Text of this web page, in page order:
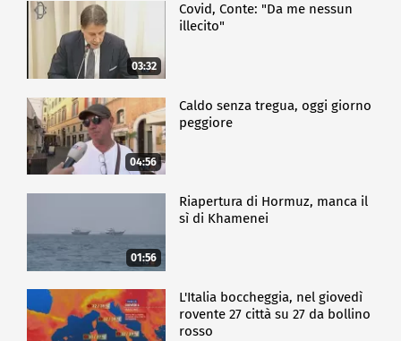
03:32
Covid, Conte: "Da me nessun
illecito"
04:56
Caldo senza tregua, oggi giorno
peggiore
01:56
Riapertura di Hormuz, manca il
sì di Khamenei
L'Italia boccheggia, nel giovedì
rovente 27 città su 27 da bollino
rosso